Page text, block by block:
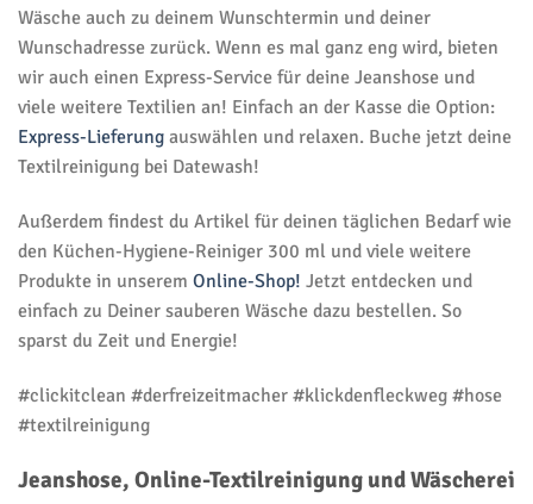
Wäsche auch zu deinem Wunschtermin und deiner
Wunschadresse zurück. Wenn es mal ganz eng wird, bieten
wir auch einen Express-Service für deine Jeanshose und
viele weitere Textilien an! Einfach an der Kasse die Option:
Express-Lieferung auswählen und relaxen. Buche jetzt deine
Textilreinigung bei Datewash!
Außerdem findest du Artikel für deinen täglichen Bedarf wie
den Küchen-Hygiene-Reiniger 300 ml und viele weitere
Produkte in unserem Online-Shop! Jetzt entdecken und
einfach zu Deiner sauberen Wäsche dazu bestellen. So
sparst du Zeit und Energie!
#clickitclean #derfreizeitmacher #klickdenfleckweg #hose
#textilreinigung
Jeanshose, Online-Textilreinigung und Wäscherei